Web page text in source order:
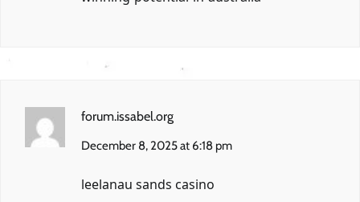
forum.issabel.org
December 8, 2025 at 6:18 pm
leelanau sands casino